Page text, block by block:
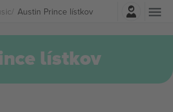
Austin Prince lístkov
Prihlásenie
lístkov